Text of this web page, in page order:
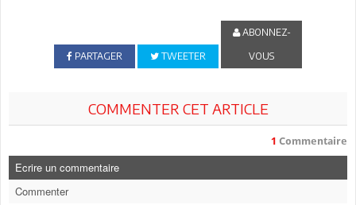
PARTAGER TWEETER
ABONNEZ-
VOUS
COMMENTER CET ARTICLE
1 Commentaire
Ecrire un commentaire
Commenter